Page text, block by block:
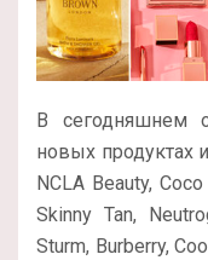
В сегодняшнем
новых продуктах
NCLA Beauty,
Skinny Tan,
Sturm, Burberry,